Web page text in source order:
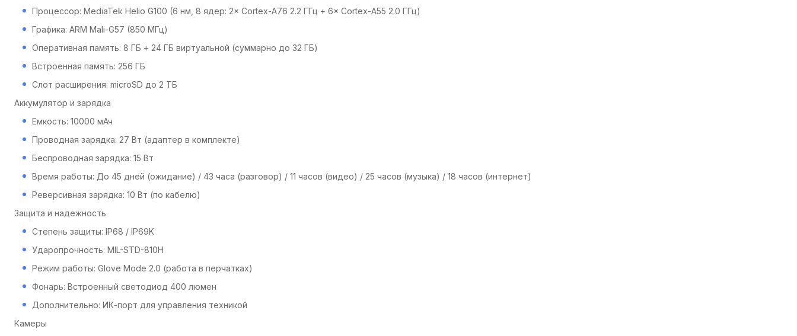
Процессор: MediaTek Helio G100 (6 нм, 8 ядер: 2× Cortex-A76 2.2 ГГц + 6× Cortex-A55 2.0 ГГц)
Графика: ARM Mali-G57 (850 МГц)
Оперативная память: 8 ГБ + 24 ГБ виртуальной (суммарно до 32 ГБ)
Встроенная память: 256 ГБ
Слот расширения: microSD до 2 ТБ
Аккумулятор и зарядка
Емкость: 10000 мАч
Проводная зарядка: 27 Вт (адаптер в комплекте)
Беспроводная зарядка: 15 Вт
Время работы: До 45 дней (ожидание) / 43 часа (разговор) / 11 часов (видео) / 25 часов (музыка) / 18 часов (интернет)
Реверсивная зарядка: 10 Вт (по кабелю)
Защита и надежность
Степень защиты: IP68 / IP69K
Ударопрочность: MIL-STD-810H
Режим работы: Glove Mode 2.0 (работа в перчатках)
Фонарь: Встроенный светодиод 400 люмен
Дополнительно: ИК-порт для управления техникой
Камеры